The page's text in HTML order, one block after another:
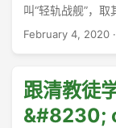
使全团都发起来
叫“轻轨战舰”，
于是大家可以简单
February 4, 2020 ·
跟清教徒
&#8230;